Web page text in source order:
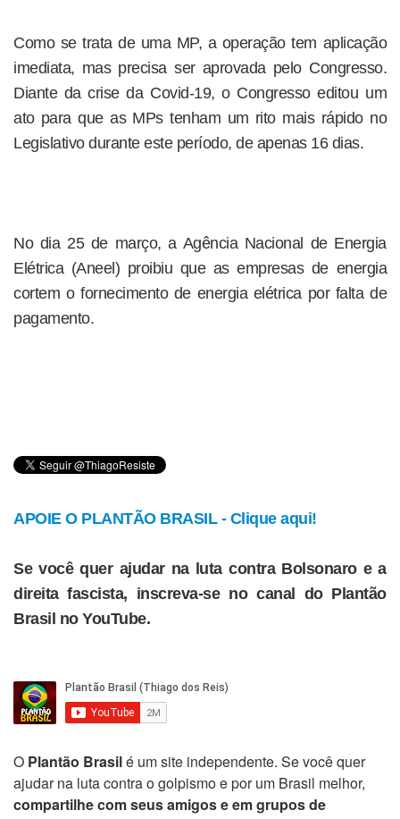
Como se trata de uma MP, a operação tem aplicação
imediata, mas precisa ser aprovada pelo Congresso.
Diante da crise da Covid-19, o Congresso editou um
ato para que as MPs tenham um rito mais rápido no
Legislativo durante este período, de apenas 16 dias.
No dia 25 de março, a Agência Nacional de Energia
Elétrica (Aneel) proibiu que as empresas de energia
cortem o fornecimento de energia elétrica por falta de
pagamento.
APOIE O PLANTÃO BRASIL - Clique aqui!
Se você quer ajudar na luta contra Bolsonaro e a
direita fascista, inscreva-se no canal do Plantão
Brasil no YouTube.
O Plantão Brasilé um site independente. Se você quer
ajudar na luta contra o golpismo e por um Brasil melhor,
compartilhe com seus amigos e em grupos de